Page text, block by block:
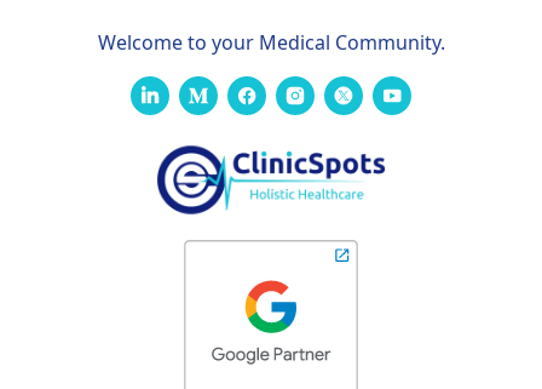
Welcome to your Medical Community.